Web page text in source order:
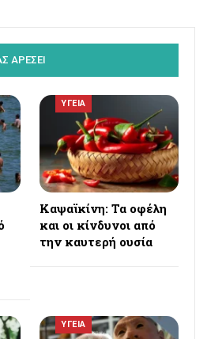
ΑΡΕΣΕΙ
ΥΓΕΙΑ
Καψαϊκίνη: Τα οφέλη
και οι κίνδυνοι από
την καυτερή ουσία
ΥΓΕΙΑ